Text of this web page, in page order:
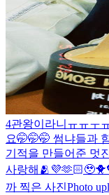
4관왕이라니ㅠㅠㅜ
요🤭🤭🤭 썸냐들과
기적을 만들어준 멋
사랑해
까 찍은 사진Photo